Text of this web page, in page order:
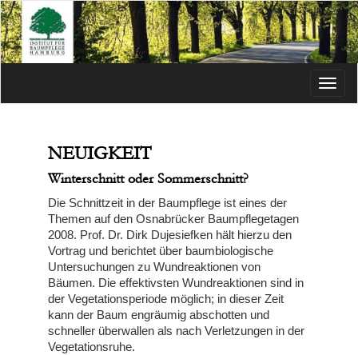
Menü
NEUIGKEIT
Winterschnitt oder Sommerschnitt?
Die Schnittzeit in der Baumpflege ist eines der
Themen auf den Osnabrücker Baumpflegetagen
2008. Prof. Dr. Dirk Dujesiefken hält hierzu den
Vortrag und berichtet über baumbiologische
Untersuchungen zu Wundreaktionen von
Bäumen. Die effektivsten Wundreaktionen sind in
der Vegetationsperiode möglich; in dieser Zeit
kann der Baum engräumig abschotten und
schneller überwallen als nach Verletzungen in der
Vegetationsruhe.